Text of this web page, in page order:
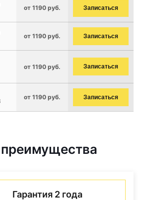
от 1190 руб. Записаться
от 1190 руб. Записаться
от 1190 руб. Записаться
от 1190 руб. Записаться
Гарантия 2 года